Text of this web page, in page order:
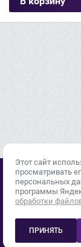
© 2015 - 2026
Политика
620049, г.
Этот сайт
просматривать
персональных
программы
обработки
ПРИНЯТЬ